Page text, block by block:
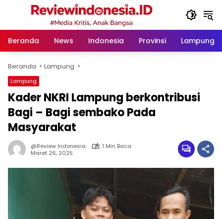
Langsung
Beranda
News Indonesia Provinsi Lampung
Beranda Lampung
Lampung
Kader NKRI Lampung berkontribusi
Bagi – Bagi sembako Pada
Masyarakat
@Review Indonesia
1 Min Baca
Maret 26, 2025